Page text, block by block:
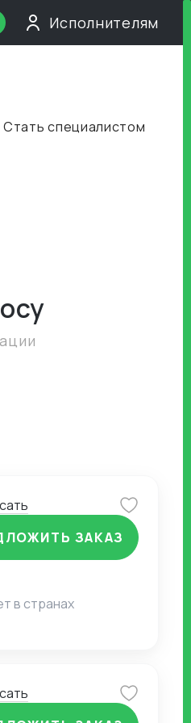
Исполнителям
Стать специалистом
ЗАКАЗ
в странах